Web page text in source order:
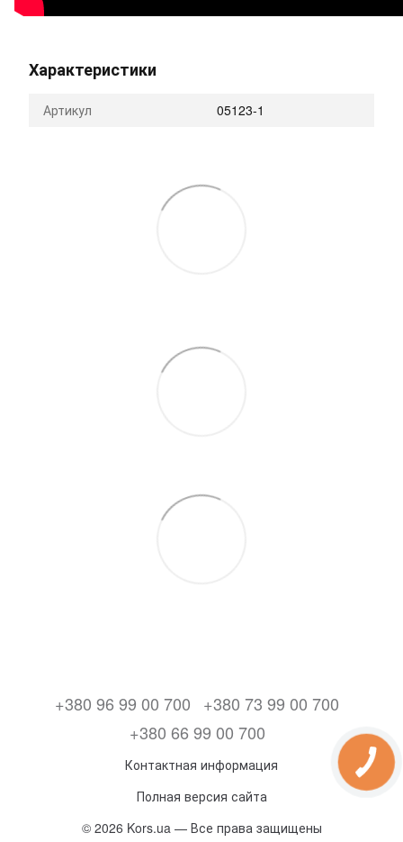
Характеристики
Артикул 05123-1
+380 96 99 00 700
+380 73 99 00 700
+380 66 99 00 700
Контактная информация
Полная версия сайта
© 2026 Kors.ua — Все права защищены